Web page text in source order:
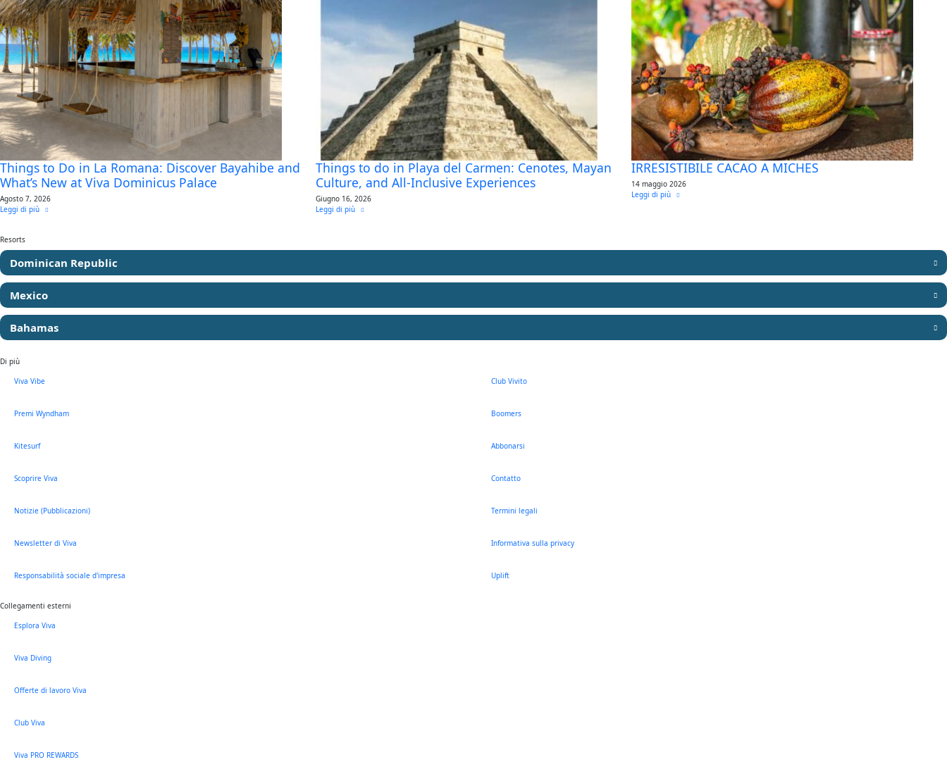
Things to Do in La Romana: Discover Bayahibe and
What’s New at Viva Dominicus Palace
Agosto 7, 2026
Leggi di più
Things to do in Playa del Carmen: Cenotes, Mayan
Culture, and All-Inclusive Experiences
Giugno 16, 2026
Leggi di più
IRRESISTIBILE CACAO A MICHES
14 maggio 2026
Leggi di più
Resorts
Dominican Republic
Mexico
Bahamas
Di più
Viva Vibe
Premi Wyndham
Kitesurf
Scoprire Viva
Notizie (Pubblicazioni)
Newsletter di Viva
Responsabilità sociale d'impresa
Club Vivito
Boomers
Abbonarsi
Contatto
Termini legali
Informativa sulla privacy
Uplift
Collegamenti esterni
Esplora Viva
Viva Diving
Offerte di lavoro Viva
Club Viva
Viva PRO REWARDS